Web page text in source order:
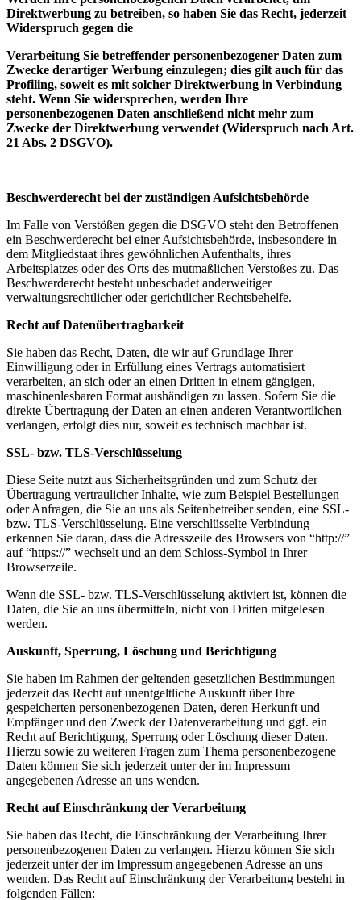
Direktwerbung zu betreiben, so haben Sie das Recht, jederzeit
Widerspruch gegen die
Verarbeitung Sie betreffender personenbezogener Daten zum
Zwecke derartiger Werbung einzulegen; dies gilt auch für das
Profiling, soweit es mit solcher Direktwerbung in Verbindung
steht. Wenn Sie widersprechen, werden Ihre
personenbezogenen Daten anschließend nicht mehr zum
Zwecke der Direktwerbung verwendet (Widerspruch nach Art.
21 Abs. 2 DSGVO).
Beschwerderecht bei der zuständigen Aufsichtsbehörde
Im Falle von Verstößen gegen die DSGVO steht den Betroffenen
ein Beschwerderecht bei einer Aufsichtsbehörde, insbesondere in
dem Mitgliedstaat ihres gewöhnlichen Aufenthalts, ihres
Arbeitsplatzes oder des Orts des mutmaßlichen Verstoßes zu. Das
Beschwerderecht besteht unbeschadet anderweitiger
verwaltungsrechtlicher oder gerichtlicher Rechtsbehelfe.
Recht auf Datenübertragbarkeit
Sie haben das Recht, Daten, die wir auf Grundlage Ihrer
Einwilligung oder in Erfüllung eines Vertrags automatisiert
verarbeiten, an sich oder an einen Dritten in einem gängigen,
maschinenlesbaren Format aushändigen zu lassen. Sofern Sie die
direkte Übertragung der Daten an einen anderen Verantwortlichen
verlangen, erfolgt dies nur, soweit es technisch machbar ist.
SSL- bzw. TLS-Verschlüsselung
Diese Seite nutzt aus Sicherheitsgründen und zum Schutz der
Übertragung vertraulicher Inhalte, wie zum Beispiel Bestellungen
oder Anfragen, die Sie an uns als Seitenbetreiber senden, eine SSL-
bzw. TLS-Verschlüsselung. Eine verschlüsselte Verbindung
erkennen Sie daran, dass die Adresszeile des Browsers von “http://”
auf “https://” wechselt und an dem Schloss-Symbol in Ihrer
Browserzeile.
Wenn die SSL- bzw. TLS-Verschlüsselung aktiviert ist, können die
Daten, die Sie an uns übermitteln, nicht von Dritten mitgelesen
werden.
Auskunft, Sperrung, Löschung und Berichtigung
Sie haben im Rahmen der geltenden gesetzlichen Bestimmungen
jederzeit das Recht auf unentgeltliche Auskunft über Ihre
gespeicherten personenbezogenen Daten, deren Herkunft und
Empfänger und den Zweck der Datenverarbeitung und ggf. ein
Recht auf Berichtigung, Sperrung oder Löschung dieser Daten.
Hierzu sowie zu weiteren Fragen zum Thema personenbezogene
Daten können Sie sich jederzeit unter der im Impressum
angegebenen Adresse an uns wenden.
Recht auf Einschränkung der Verarbeitung
Sie haben das Recht, die Einschränkung der Verarbeitung Ihrer
personenbezogenen Daten zu verlangen. Hierzu können Sie sich
jederzeit unter der im Impressum angegebenen Adresse an uns
wenden. Das Recht auf Einschränkung der Verarbeitung besteht in
folgenden Fällen: